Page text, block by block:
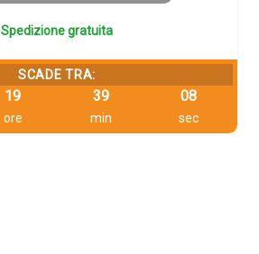
Spedizione gratuita
SCADE TRA:
19
ore
39
min
08
sec